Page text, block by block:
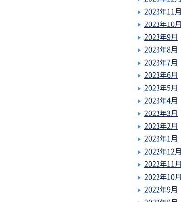
2023年11月
2023年10月
2023年9月
2023年8月
2023年7月
2023年6月
2023年5月
2023年4月
2023年3月
2023年2月
2023年1月
2022年12月
2022年11月
2022年10月
2022年9月